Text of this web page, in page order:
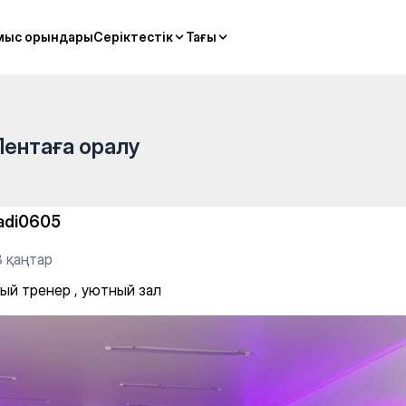
орындарыСеріктестік Тағы
орындарыСеріктестік Тағы
оралу
қаңтар
тренер , уютный зал